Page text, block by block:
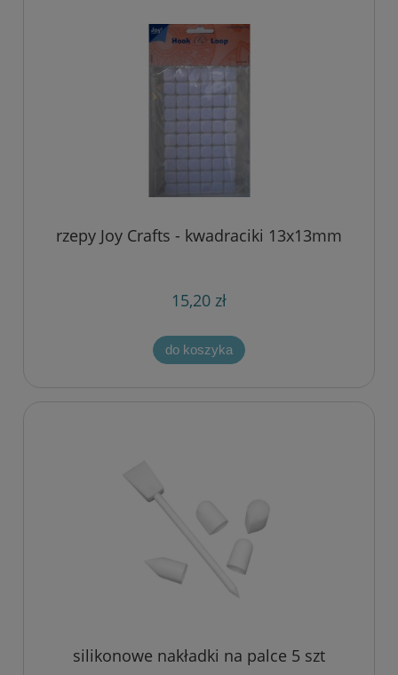
rzepy Joy Crafts - kwadraciki 13x13mm
15,20 zł
do koszyka
silikonowe nakładki na palce 5 szt